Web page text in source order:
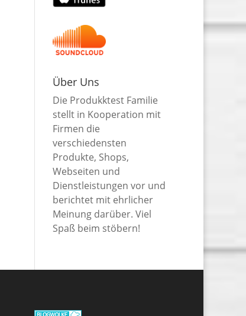
Über Uns
Die Produkktest Familie
stellt in Kooperation mit
Firmen die
verschiedensten
Produkte, Shops,
Webseiten und
Dienstleistungen vor und
berichtet mit ehrlicher
Meinung darüber. Viel
Spaß beim stöbern!